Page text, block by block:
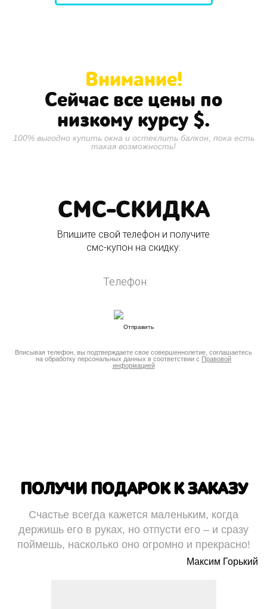
Внимание!
Сейчас все цены по
низкому курсу $.
100% выгодно купить окна и остеклить балкон, пока есть
такая возможность!
СМС-СКИДКА
Впишите свой телефон и получите
смс-купон на скидку:
Вписывая телефон, вы подтверждаете свое совершеннолетие, соглашаетесь
на обработку персональных данных в соответствии с Правовой
информацией
ПОЛУЧИ ПОДАРОК К ЗАКАЗУ
Счастье всегда кажется маленьким, когда
держишь его в руках, но отпусти его – и сразу
поймешь, насколько оно огромно и прекрасно!
Максим Горький